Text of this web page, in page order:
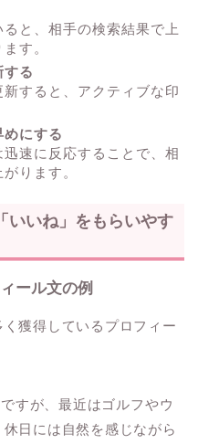
と、相手の検索結果で上
す。
する
すると、アクティブな印
めにする
速に反応することで、相
ります。
いいね」をもらいやす
ール文の例
獲得しているプロフィー
すが、最近はゴルフやウ
日には自然を感じながら